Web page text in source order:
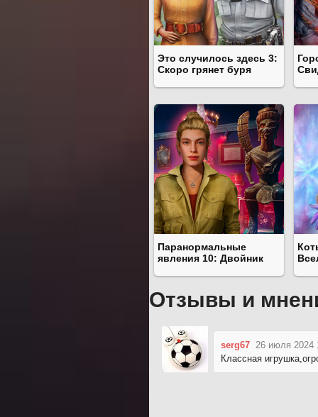
Это случилось здесь 3:
Скоро грянет буря
Паранормальные
явления 10: Двойник
Отзывы и
serg67 26 июля 2024
Классная